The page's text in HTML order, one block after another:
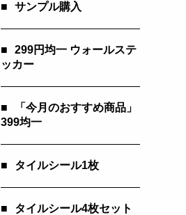
■ サンプル購入
■
299円均一 ウォールステ
ッカー
■
「今月のおすすめ商品」
399均一
■ タイルシール1枚
■ タイルシール4枚セット